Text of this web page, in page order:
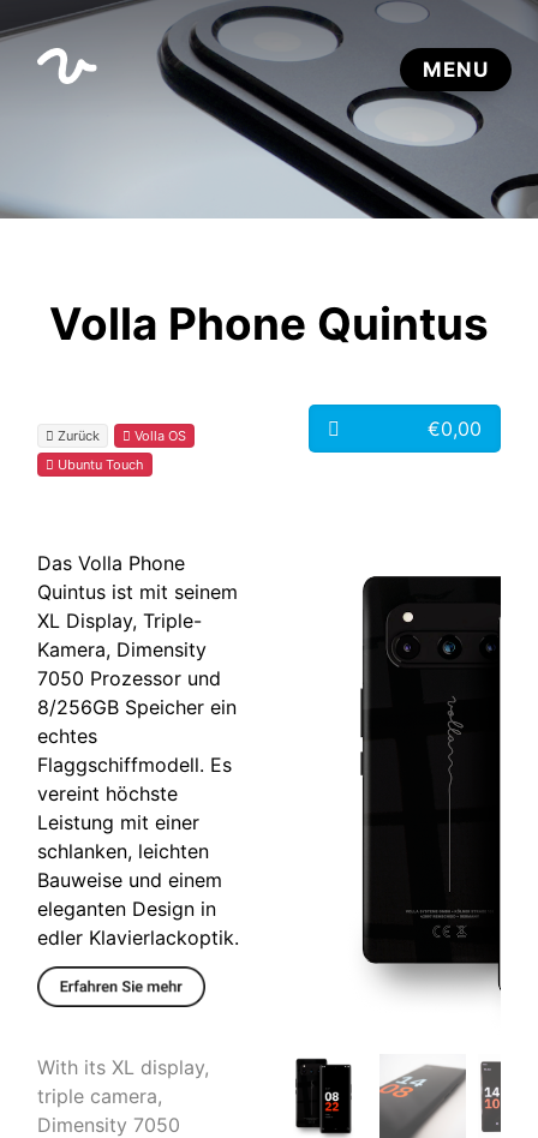
Volla Phone Quintus
Zurück
Volla OS
Ubuntu Touch
€0,00
Das Volla Phone
Quintus ist mit seinem
XL Display, Triple-
Kamera, Dimensity
7050 Prozessor und
8/256GB Speicher ein
echtes
Flaggschiffmodell. Es
vereint höchste
Leistung mit einer
schlanken, leichten
Bauweise und einem
eleganten Design in
edler Klavierlackoptik.
With its XL display,
triple camera,
Dimensity 7050